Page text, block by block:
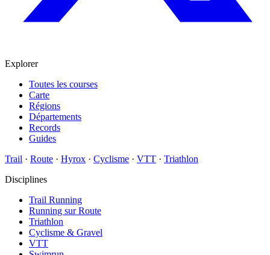
Explorer
Toutes les courses
Carte
Régions
Départements
Records
Guides
Trail · Route · Hyrox · Cyclisme · VTT · Triathlon
Disciplines
Trail Running
Running sur Route
Triathlon
Cyclisme & Gravel
VTT